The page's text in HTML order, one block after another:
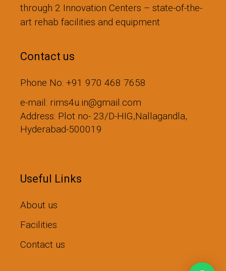
through 2 Innovation Centers – state-of-the-
art rehab facilities and equipment
Contact us
Phone No: +91 970 468 7658
e-mail: rims4u.in@gmail.com
Address: Plot no- 23/D-HIG,Nallagandla,
Hyderabad-500019
Useful Links
About us
Facilities
Contact us